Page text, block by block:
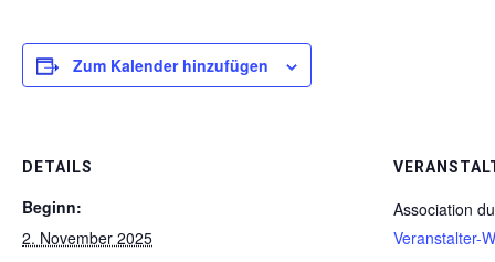
Zum Kalender hinzufügen
DETAILS
Beginn:
2. November 2025
Association
Veranstalter-